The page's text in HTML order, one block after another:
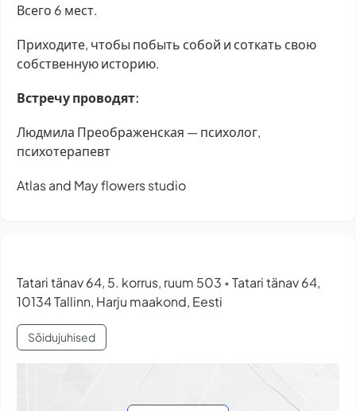
Всего 6 мест.
Приходите, чтобы побыть собой и соткать свою
собственную историю.
Встречу проводят:
Людмила Преображенская — психолог,
психотерапевт
Atlas and May flowers studio
Tatari tänav 64, 5. korrus, ruum 503 • Tatari tänav 64,
10134 Tallinn, Harju maakond, Eesti
Sõidujuhised